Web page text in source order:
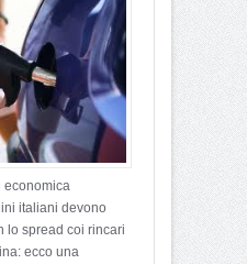
economica
italiani devono
lo spread coi rincari
ecco una